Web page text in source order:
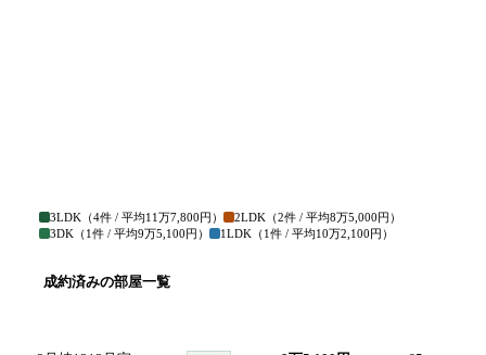
3LDK （4件 / 平均11万7,800円） 2LDK （2件 / 平均8万5,000円）
3DK （1件 / 平均9万5,100円） 1LDK （1件 / 平均10万2,100円）
成約済みの部屋一覧